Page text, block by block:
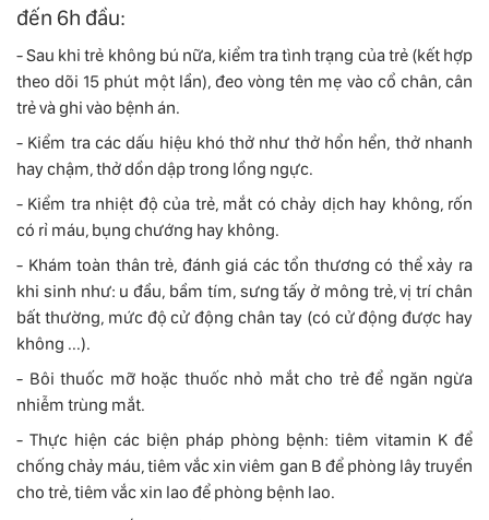
đến 6h đầu:
- Sau khi trẻ không bú nữa, kiểm tra tình trạng của trẻ (kết hợp
theo dõi 15 phút một lần), đeo vòng tên mẹ vào cổ chân, cân
trẻ và ghi vào bệnh án.
- Kiểm tra các dấu hiệu khó thở như thở hổn hển, thở nhanh
hay chậm, thở dồn dập trong lồng ngực.
- Kiểm tra nhiệt độ của trẻ, mắt có chảy dịch hay không, rốn
có rỉ máu, bụng chướng hay không.
- Khám toàn thân trẻ, đánh giá các tổn thương có thể xảy ra
khi sinh như: u đầu, bầm tím, sưng tấy ở mông trẻ, vị trí chân
bất thường, mức độ cử động chân tay (có cử động được hay
không ...).
- Bôi thuốc mỡ hoặc thuốc nhỏ mắt cho trẻ để ngăn ngừa
nhiễm trùng mắt.
- Thực hiện các biện pháp phòng bệnh: tiêm vitamin K để
chống chảy máu, tiêm vắc xin viêm gan B để phòng lây truyền
cho trẻ, tiêm vắc xin lao để phòng bệnh lao.